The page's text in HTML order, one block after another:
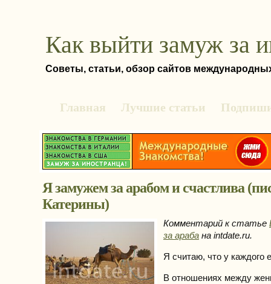
Как выйти замуж за
Советы, статьи, обзор сайтов
Главная Лучшие статьи
Я замужем за арабом и счастлива
Катерины)
Комментарий к статье
за араба на intdate.ru.
Я считаю, что у каждого
В отношениях между